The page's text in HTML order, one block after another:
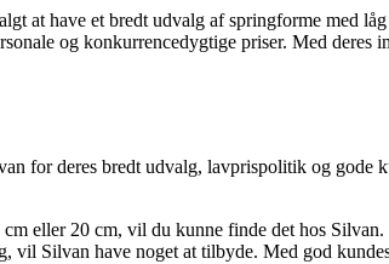
at have et bredt udvalg af springforme med
og konkurrencedygtige priser. Med deres
for deres bredt udvalg, lavprispolitik og gode
eller 20 cm, vil du kunne finde det hos
vil Silvan have noget at tilbyde. Med god